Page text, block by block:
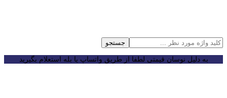
جستجو
به دلیل نوسان قیمتی لطفا از طریق واتساپ یا بله استعلام بگیرید